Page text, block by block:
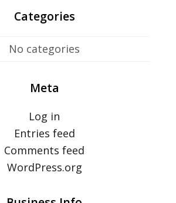
Categories
No categories
Meta
Log in
Entries feed
Comments feed
WordPress.org